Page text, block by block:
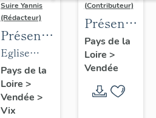
Suire Yannis
(Rédacteur)
Présentation
des
objets
mobiliers
de
Eglise
Notre-
Dame de
Vix
Pays de la
Loire >
Vendée >
Vix
(Contributeur)
du
territoire
de la
Vallée
Pays de la
Loire >
Vendée